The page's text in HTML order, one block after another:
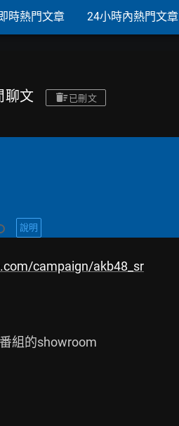
時熱門文章 24小時內熱門文章
聊文 已刪文
說明
campaign/akb48_sr
組的showroom